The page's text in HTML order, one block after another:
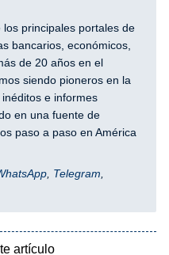
los principales portales de
bancarios, económicos,
de 20 años en el
siendo pioneros en la
e informes
en una fuente de
paso a paso en América
Telegram
artículo